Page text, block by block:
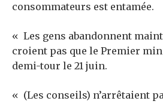
consommateurs est entamée.
« Les gens abandonnent
croient pas que le Premier
demi-tour le 21 juin.
« (Les conseils) n’arrêtaient